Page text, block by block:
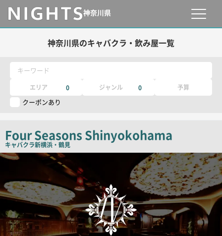
神奈川県
神奈川県のキャバクラ・飲み屋一覧
キーワード
エリア 0 ジャンル 0 予算
クーポンあり
Four Seasons Shinyokohama
キャバクラ新横浜・鶴見
検
一
覧
用
像